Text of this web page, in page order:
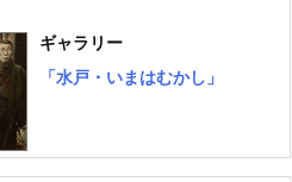
ギャラリー
「水戸・いまはむかし」